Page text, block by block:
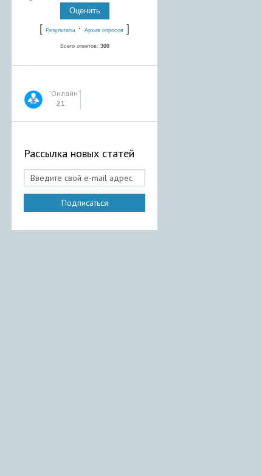
[ Результаты · Архив опросов ]
Всего ответов: 300
"Онлайн"
21
Рассылка новых статей